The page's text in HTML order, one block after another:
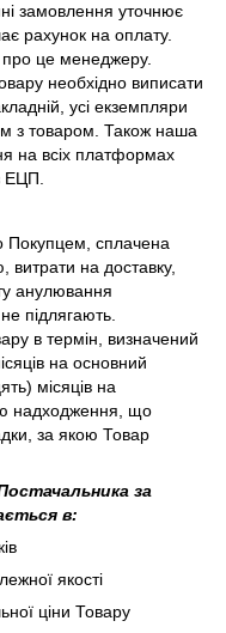
замовлення уточнює
рахунок на оплату.
про це менеджеру.
необхідно виписати
усі екземпляри
з товаром. Також наша
на всіх платформах
ЕЦП.
Покупцем, сплачена
витрати на доставку,
анулювання
підлягають.
в термін, визначений
на основний
місяців на
надходження, що
за якою Товар
за
в:
якості
ціни Товару